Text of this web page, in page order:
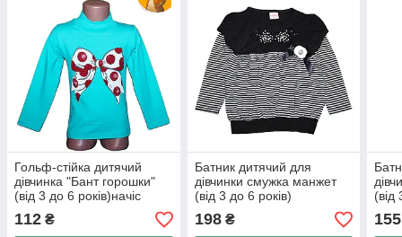
Гольф-стійка дитячий
дівчинка "Бант горошки"
(від 3 до 6 років)начіс
112 ₴
Батник дитячий для
дівчинки смужка манжет
(від 3 до 6 років)
198₴
(від
155